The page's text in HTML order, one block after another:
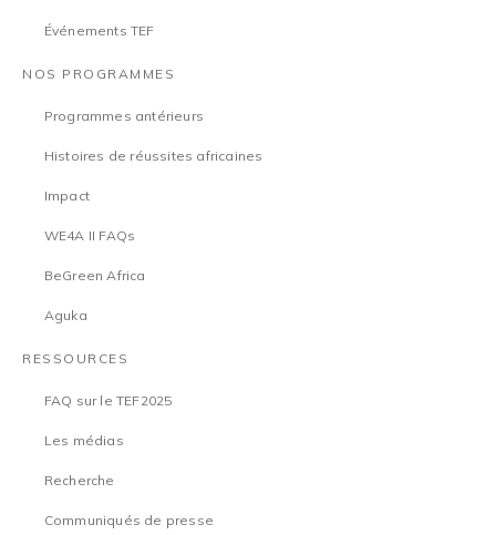
Événements TEF
NOS PROGRAMMES
Programmes antérieurs
Histoires de réussites africaines
Impact
WE4A II FAQs
BeGreen Africa
Aguka
RESSOURCES
FAQ sur le TEF2025
Les médias
Recherche
Communiqués de presse